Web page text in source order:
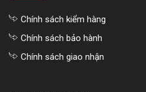
Chính sách kiểm hàng
Chính sách bảo hành
Chính sách giao nhận